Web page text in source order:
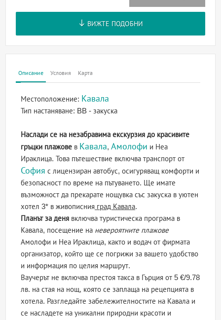
ВИЖТЕ ПОДОБНИ
Описание Условия Карта
Местоположение: Кавала
Тип настаняване: BB - закуска
Наслади се на незабравима екскурзия до красивите
гръцки плажове в Кавала,Амолофи и Неа
Ираклица. Това пътешествие включва транспорт от
София с лицензиран автобус, осигуряващ комфорти и
безопасност по време на пътуването. Ще имате
възможност да прекарате нощувка със закуска в уютен
хотел 3* в живописния град Кавала.
Планът за деня включва туристическа програма в
Кавала, посещение на невероятните плажове
Амолофи и Неа Ираклица, както и водач от фирмата
организатор, който ще се погрижи за вашето удобство
и информация по целия маршрут.
Ваучерът не включва престоя такса в Гърция от 5 €/9.78
лв. на стая на нощ, която се заплаща на рецепцията в
хотела. Разгледайте забележителностите на Кавала и
се насладете на уникални природни красоти и